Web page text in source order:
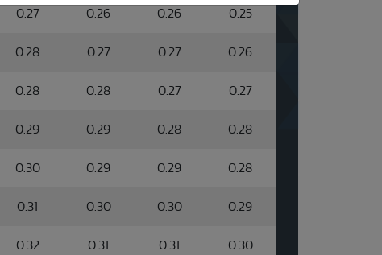
0.27 0.26 0.26 0.25
0.28 0.27 0.27 0.26
0.28 0.28 0.27 0.27
0.29 0.29 0.28 0.28
0.30 0.29 0.29 0.28
0.31 0.30 0.30 0.29
0.32 0.31 0.31 0.30